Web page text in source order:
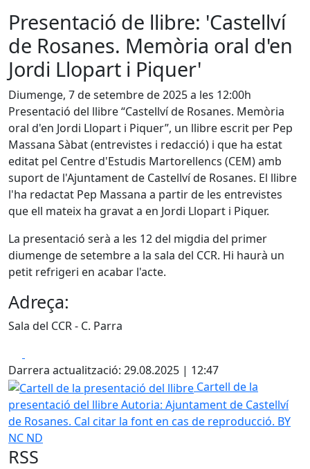
Presentació de llibre: 'Castellví
de Rosanes. Memòria oral d'en
Jordi Llopart i Piquer'
Diumenge, 7 de setembre de 2025 a les 12:00h
Presentació del llibre “Castellví de Rosanes. Memòria
oral d'en Jordi Llopart i Piquer”, un llibre escrit per Pep
Massana Sàbat (entrevistes i redacció) i que ha estat
editat pel Centre d'Estudis Martorellencs (CEM) amb
suport de l'Ajuntament de Castellví de Rosanes. El llibre
l'ha redactat Pep Massana a partir de les entrevistes
que ell mateix ha gravat a en Jordi Llopart i Piquer.
La presentació serà a les 12 del migdia del primer
diumenge de setembre a la sala del CCR. Hi haurà un
petit refrigeri en acabar l'acte.
Adreça:
Sala del CCR - C. Parra
Darrera actualització: 29.08.2025 | 12:47
Cartell de la presentació del llibre
Cartell de la
presentació del llibreAutoria: Ajuntament de Castellví
de Rosanes. Cal citar la font en cas de reproducció. BY
NC ND
RSS